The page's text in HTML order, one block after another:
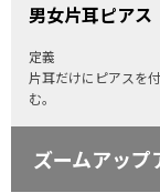
男女片耳ピアス
定義
片耳だけにピアスを
む。
ズームアップ